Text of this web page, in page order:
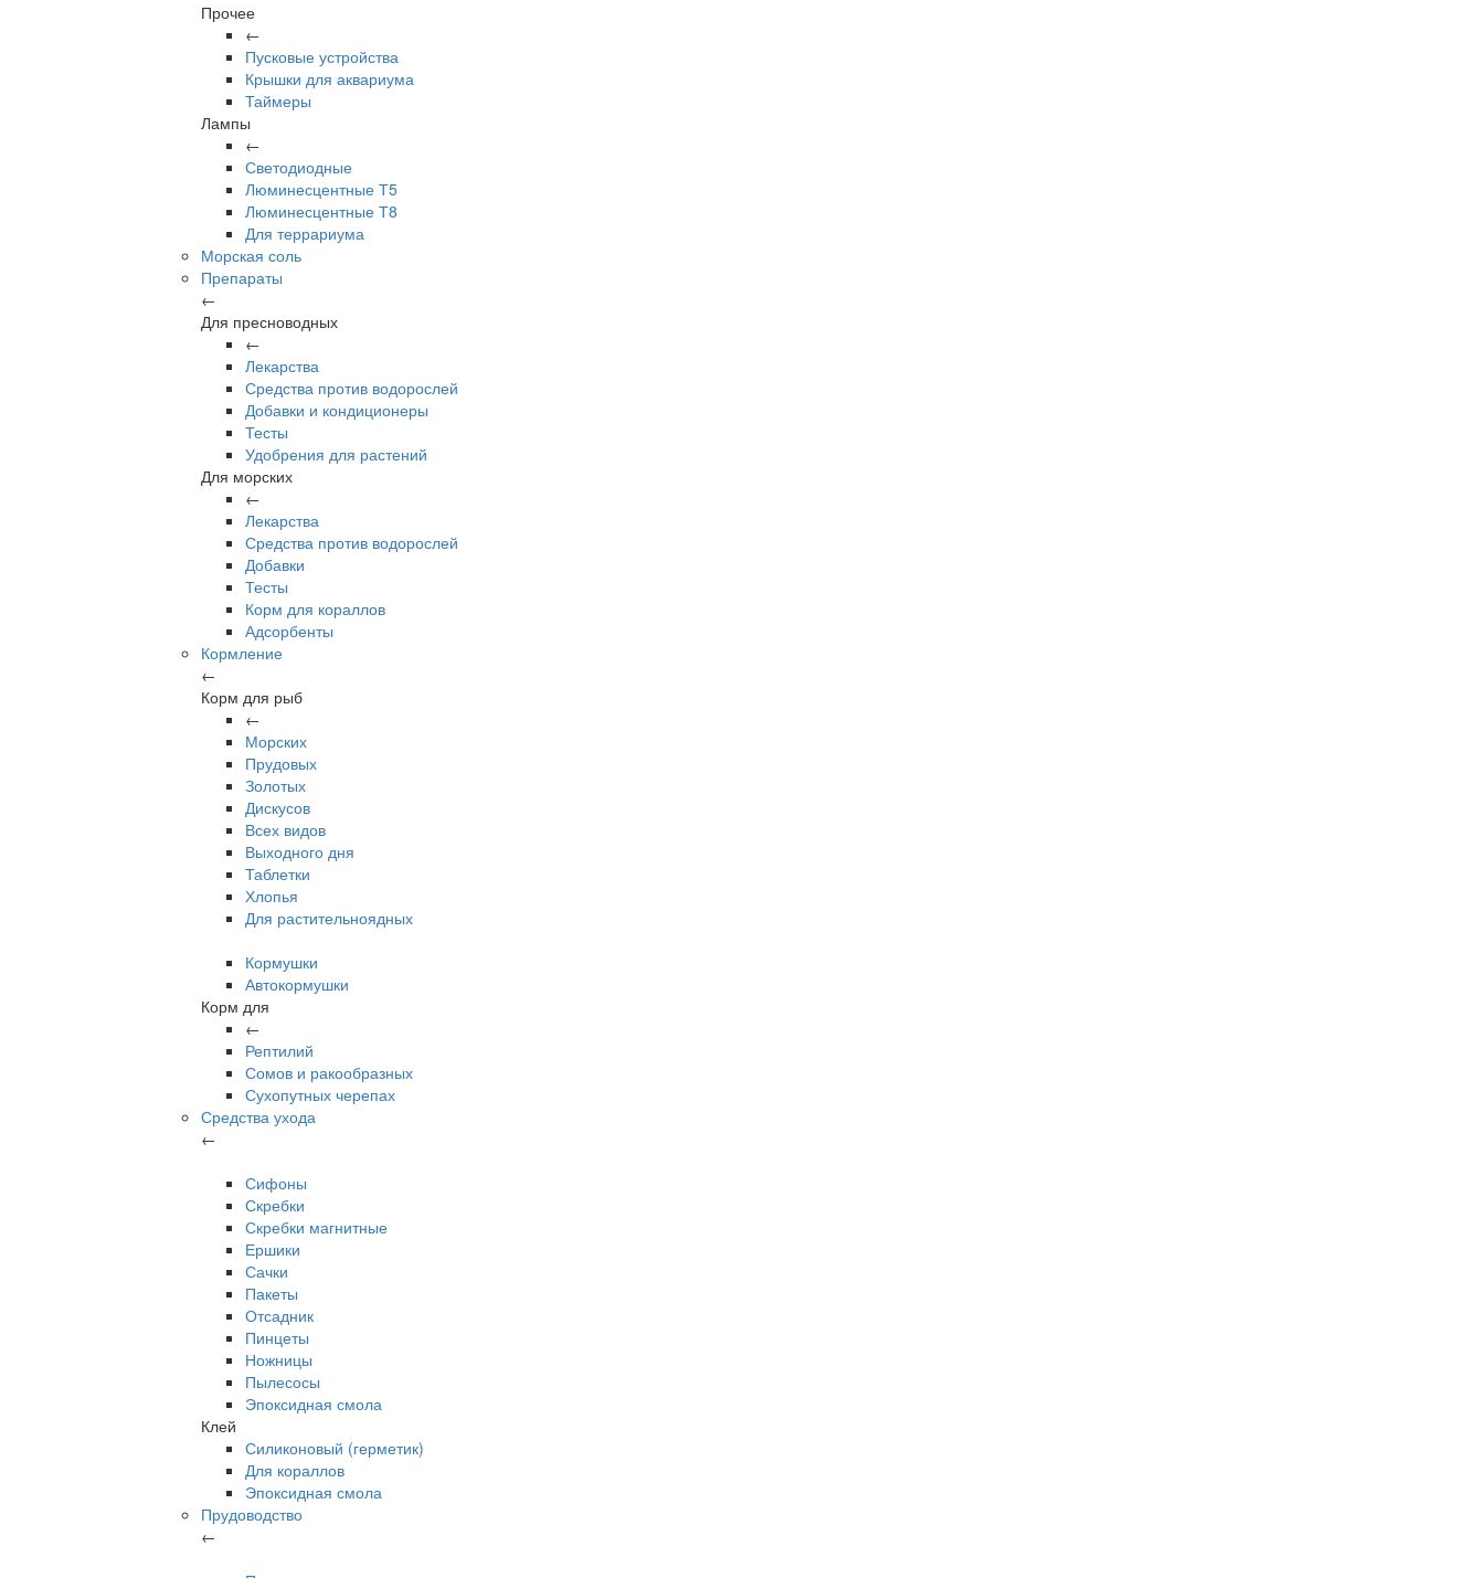
Прочее
←
Пусковые устройства
Крышки для аквариума
Таймеры
Лампы
←
Светодиодные
Люминесцентные Т5
Люминесцентные Т8
Для террариума
Морская соль
Препараты
←
Для пресноводных
←
Лекарства
Средства против водорослей
Добавки и кондиционеры
Тесты
Удобрения для растений
Для морских
←
Лекарства
Средства против водорослей
Добавки
Тесты
Корм для кораллов
Адсорбенты
Кормление
←
Корм для рыб
←
Морских
Прудовых
Золотых
Дискусов
Всех видов
Выходного дня
Таблетки
Хлопья
Для растительноядных
Кормушки
Автокормушки
Корм для
←
Рептилий
Сомов и ракообразных
Сухопутных черепах
Средства ухода
←
Сифоны
Скребки
Скребки магнитные
Ершики
Сачки
Пакеты
Отсадник
Пинцеты
Ножницы
Пылесосы
Эпоксидная смола
Клей
Силиконовый (герметик)
Для кораллов
Эпоксидная смола
Прудоводство
←